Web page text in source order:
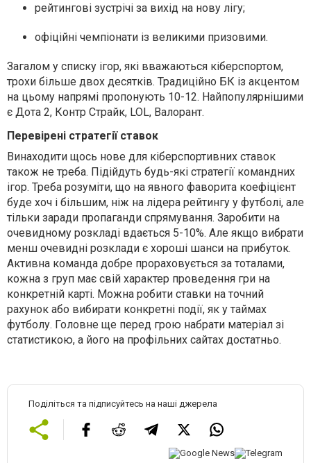
рейтингові зустрічі за вихід на нову лігу;
офіційні чемпіонати із великими призовими.
Загалом у списку ігор, які вважаються кіберспортом,
трохи більше двох десятків. Традиційно БК із акцентом
на цьому напрямі пропонують 10-12. Найпопулярнішими
є Дота 2, Контр Страйк, LOL, Валорант.
Перевірені стратегії ставок
Винаходити щось нове для кіберспортивних ставок
також не треба. Підійдуть будь-які стратегії командних
ігор. Треба розуміти, що на явного фаворита коефіцієнт
буде хоч і більшим, ніж на лідера рейтингу у футболі, але
тільки заради пропаганди спрямування. Заробити на
очевидному розкладі вдається 5-10%. Але якщо вибрати
менш очевидні розклади є хороші шанси на прибуток.
Активна команда добре прораховується за тоталами,
кожна з груп має свій характер проведення гри на
конкретній карті. Можна робити ставки на точний
рахунок або вибирати конкретні події, як у таймах
футболу. Головне ще перед грою набрати матеріал зі
статистикою, а його на профільних сайтах достатньо.
Поділіться та підписуйтесь на наші джерела